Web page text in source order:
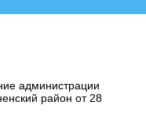
администрации
район от 28